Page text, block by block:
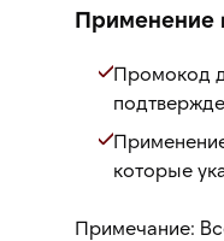
Применение
Промокод
которые
Примечание: